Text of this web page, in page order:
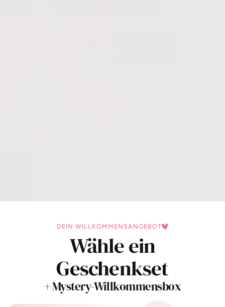
DEIN WILLKOMMENSANGEBOT
Wähle ein
Geschenkset
+ Mystery-Willkommensbox